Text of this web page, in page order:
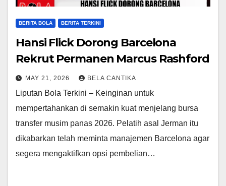
BERITA BOLA BERITA TERKINI
Hansi Flick Dorong Barcelona
Rekrut Permanen Marcus Rashford
MAY 21, 2026 BELA CANTIKA
Liputan Bola Terkini – Keinginan untuk
mempertahankan di semakin kuat menjelang bursa
transfer musim panas 2026. Pelatih asal Jerman itu
dikabarkan telah meminta manajemen Barcelona agar
segera mengaktifkan opsi pembelian…